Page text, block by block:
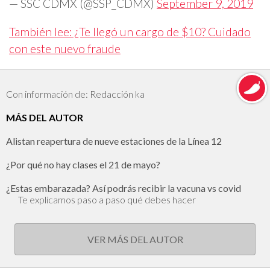
— SSC CDMX (@SSP_CDMX) September 9, 2019
También lee: ¿Te llegó un cargo de $10? Cuidado
con este nuevo fraude
Con información de: Redacción ka
MÁS DEL AUTOR
Alistan reapertura de nueve estaciones de la Línea 12
¿Por qué no hay clases el 21 de mayo?
¿Estas embarazada? Así podrás recibir la vacuna vs covid
Te explicamos paso a paso qué debes hacer
VER MÁS DEL AUTOR